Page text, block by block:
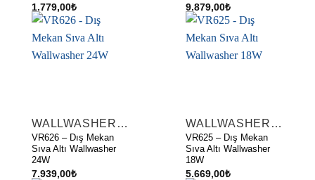
1.779,00₺
9.879,00₺
WALLWASHER AYDINLATMA
VR626 – Dış Mekan
Sıva Altı Wallwasher
24W
7.939,00₺
WALLWASHER AYDINLATMA
VR625 – Dış Mekan
Sıva Altı Wallwasher
18W
5.669,00₺